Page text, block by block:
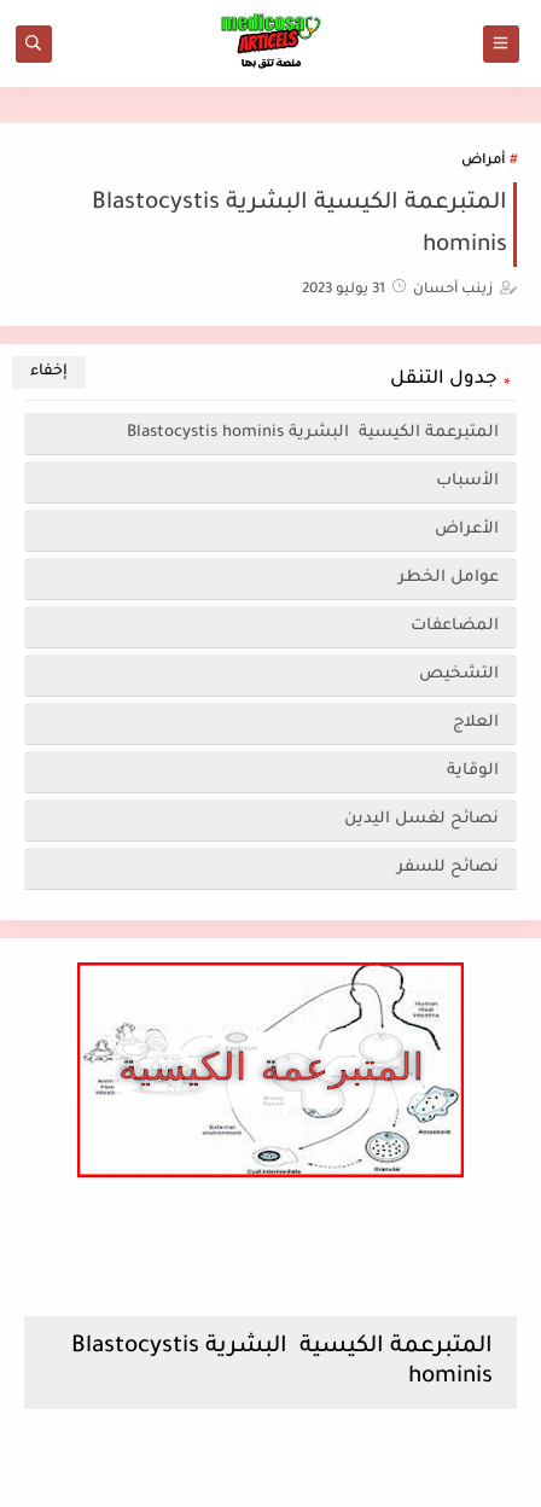
أمراض
المتبرعمة الكيسية البشرية Blastocystis
hominis
زينب أحسان 31 يوليو 2023
جدول التنقل
المتبرعمة الكيسية البشرية Blastocystis hominis
الأسباب
الأعراض
عوامل الخطر
المضاعفات
التشخيص
العلاج
الوقاية
نصائح لغسل اليدين
نصائح للسفر
المتبرعمة الكيسية البشرية Blastocystis
hominis